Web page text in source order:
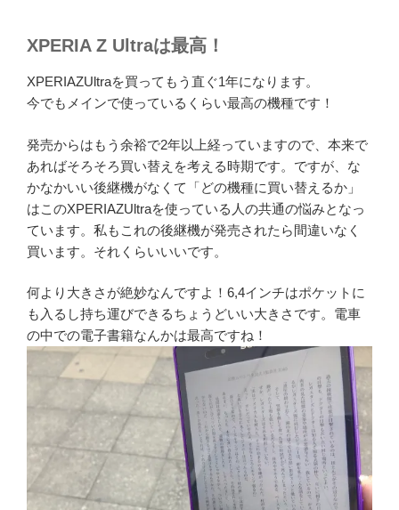
XPERIA Z Ultraは最高！
XPERIAZUltraを買ってもう直ぐ1年になります。
今でもメインで使っているくらい最高の機種です！
発売からはもう余裕で2年以上経っていますので、本来で
あればそろそろ買い替えを考える時期です。ですが、な
かなかいい後継機がなくて「どの機種に買い替えるか」
はこのXPERIAZUltraを使っている人の共通の悩みとなっ
ています。私もこれの後継機が発売されたら間違いなく
買います。それくらいいいです。
何より大きさが絶妙なんですよ！6,4インチはポケットに
も入るし持ち運びできるちょうどいい大きさです。電車
の中での電子書籍なんかは最高ですね！